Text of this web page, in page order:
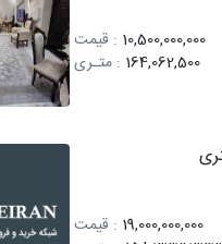
10,500,000,000 : قیمت
164,062,500 : متـری
19,000,000,000 : قیمت